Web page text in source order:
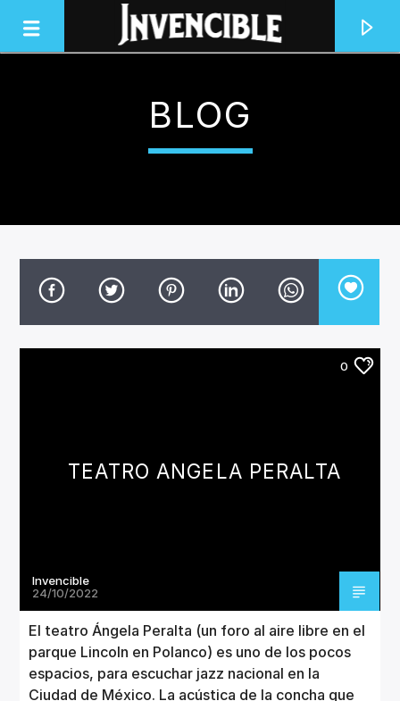
INVENCIBLE RADIO
JUNTOS SOMOS INVENCIBLES
Invencible Radio
BLOG
0
TEATRO ANGELA PERALTA
Invencible
24/10/2022
El teatro Ángela Peralta (un foro al aire libre en el
parque Lincoln en Polanco) es uno de los pocos
espacios, para escuchar jazz nacional en la
Ciudad de México. La acústica de la concha que